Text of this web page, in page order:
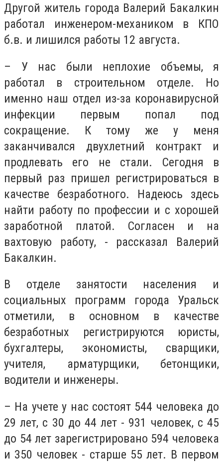
Другой житель города Валерий Бакалкин
работал инженером-механиком в КПО
б.в. и лишился работы 12 августа.
– У нас были неплохие объемы, я
работал в строительном отделе. Но
именно наш отдел из-за коронавирусной
инфекции первым попал под
сокращение. К тому же у меня
заканчивался двухлетний контракт и
продлевать его не стали. Сегодня в
первый раз пришел регистрироваться в
качестве безработного. Надеюсь здесь
найти работу по профессии и с хорошей
заработной платой. Согласен и на
вахтовую работу, - рассказал Валерий
Бакалкин.
В отделе занятости населения и
социальных программ города Уральск
отметили, в основном в качестве
безработных регистрируются юристы,
бухгалтеры, экономисты, сварщики,
учителя, арматурщики, бетонщики,
водители и инженеры.
– На учете у нас состоят 544 человека до
29 лет, с 30 до 44 лет - 931 человек, с 45
до 54 лет зарегистрировано 594 человека
и 350 человек - старше 55 лет. В первом